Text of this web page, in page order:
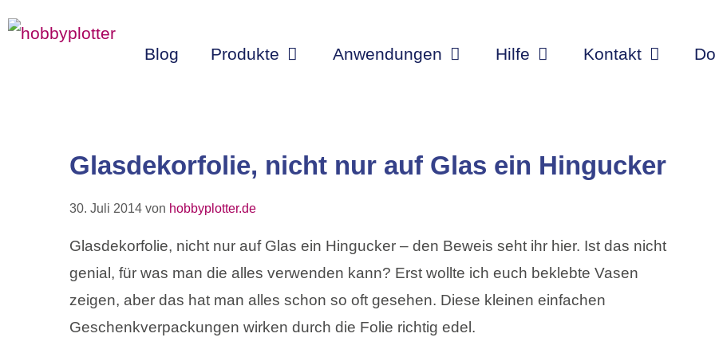
Inhalt
Blog Produkte Anwendungen Hilfe Kontakt
Glasdekorfolie, nicht nur auf Glas ein Hingucker
30. Juli 2014 von hobbyplotter.de
Glasdekorfolie, nicht nur auf Glas ein Hingucker – den Beweis seht ihr hier. Ist das nicht
genial, für was man die alles verwenden kann? Erst wollte ich euch beklebte Vasen
zeigen, aber das hat man alles schon so oft gesehen. Diese kleinen einfachen
Geschenkverpackungen wirken durch die Folie richtig edel.